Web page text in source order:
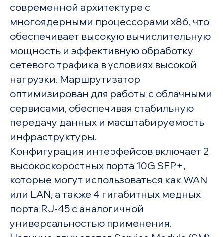
современной архитектуре с
многоядерными процессорами x86, что
обеспечивает высокую вычислительную
мощность и эффективную обработку
сетевого трафика в условиях высокой
нагрузки. Маршрутизатор
оптимизирован для работы с облачными
сервисами, обеспечивая стабильную
передачу данных и масштабируемость
инфраструктуры.
Конфигурация интерфейсов включает 2
высокоскоростных порта 10G SFP+,
которые могут использоваться как WAN
или LAN, а также 4 гигабитных медных
порта RJ-45 с аналогичной
универсальностью применения.